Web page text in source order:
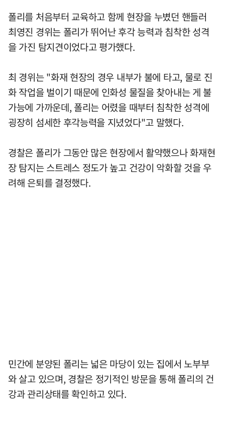
폴리를 처음부터 교육하고 함께 현장을 누볐던 핸들러
최영진 경위는 폴리가 뛰어난 후각 능력과 침착한 성격
을 가진 탐지견이었다고 평가했다.
최 경위는 "화재 현장의 경우 내부가 불에 타고, 물로 진
화 작업을 벌이기 때문에 인화성 물질을 찾아내는 게 불
가능에 가까운데, 폴리는 어렸을 때부터 침착한 성격에
굉장히 섬세한 후각능력을 지녔었다"고 말했다.
경찰은 폴리가 그동안 많은 현장에서 활약했으나 화재현
장 탐지는 스트레스 정도가 높고 건강이 악화할 것을 우
려해 은퇴를 결정했다.
민간에 분양된 폴리는 넓은 마당이 있는 집에서 노부부
와 살고 있으며, 경찰은 정기적인 방문을 통해 폴리의 건
강과 관리상태를 확인하고 있다.